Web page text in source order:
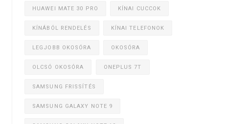
HUAWEI MATE 30 PRO KÍNAI CUCCOK
KÍNÁBÓL RENDELÉS KÍNAI TELEFONOK
LEGJOBB OKOSÓRA OKOSÓRA
OLCSÓ OKOSÓRA ONEPLUS 7T
SAMSUNG FRISSÍTÉS
SAMSUNG GALAXY NOTE 9